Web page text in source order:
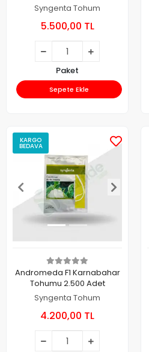
Syngenta Tohum
5.500,00 TL
Paket
Sepete Ekle
KARGO
BEDAVA
Andromeda F1 Karnabahar
Tohumu 2.500 Adet
Syngenta Tohum
4.200,00 TL